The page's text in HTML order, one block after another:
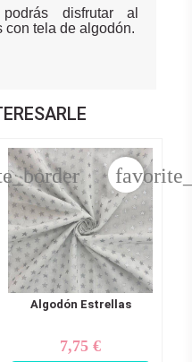
disfrutar al
con tela de algodón.
Algodón Estrellas
Precio
7,75 €